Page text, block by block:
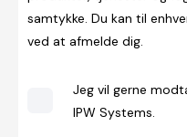
samtykke. Du kan til
ved at afmelde dig.
Jeg vil gerne
IPW Systems.